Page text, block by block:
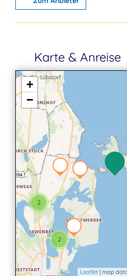
Karte & Anreise
2
2
+
−
Leaflet | map